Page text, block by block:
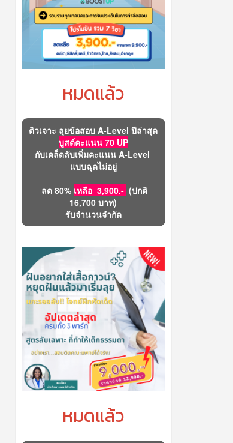
หมดแล้ว
ติวเจาะ ลุยข้อสอบ A-Level ปีล่าสุด
บูสต์คะแนน 70 UP
กับเคล็ดลับเพิ่มคะแนน A-Level
แบบฉุดไม่อยู่
ลด 80% เหลือ 3,900.- (ปกติ
16,700 บาท)
รับจำนวนจำกัด
หมดแล้ว